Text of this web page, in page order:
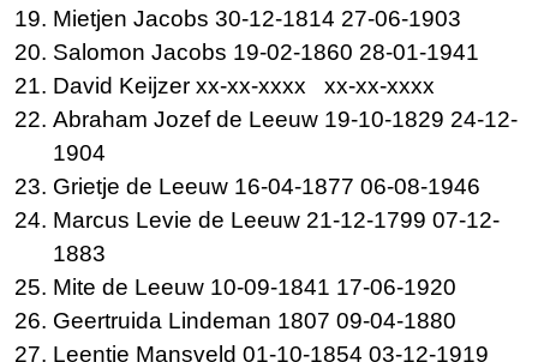
Mietjen Jacobs 30-12-1814 27-06-1903
Salomon Jacobs 19-02-1860 28-01-1941
David Keijzer xx-xx-xxxx xx-xx-xxxx
Abraham Jozef de Leeuw 19-10-1829 24-12-
1904
Grietje de Leeuw 16-04-1877 06-08-1946
Marcus Levie de Leeuw 21-12-1799 07-12-
1883
Mite de Leeuw 10-09-1841 17-06-1920
Geertruida Lindeman 1807 09-04-1880
Leentje Mansveld 01-10-1854 03-12-1919